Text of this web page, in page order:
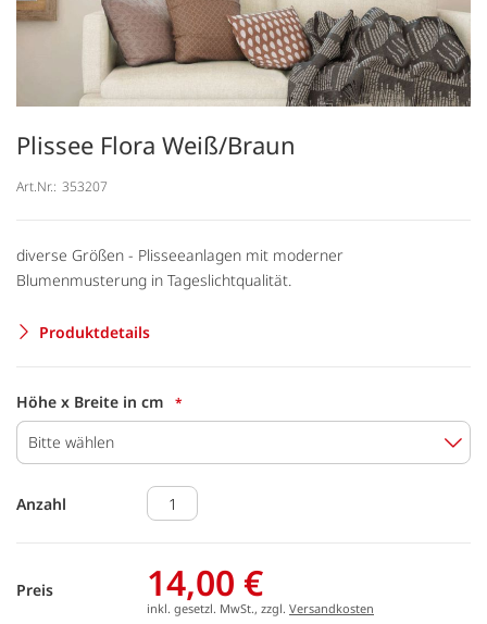
Plissee Flora Weiß/Braun
Art.Nr.: 353207
diverse Größen - Plisseeanlagen mit moderner
Blumenmusterung in Tageslichtqualität.
Produktdetails
Höhe x Breite in cm
Bitte wählen
Anzahl
Preis 14,00 €
inkl. gesetzl. MwSt., zzgl. Versandkosten